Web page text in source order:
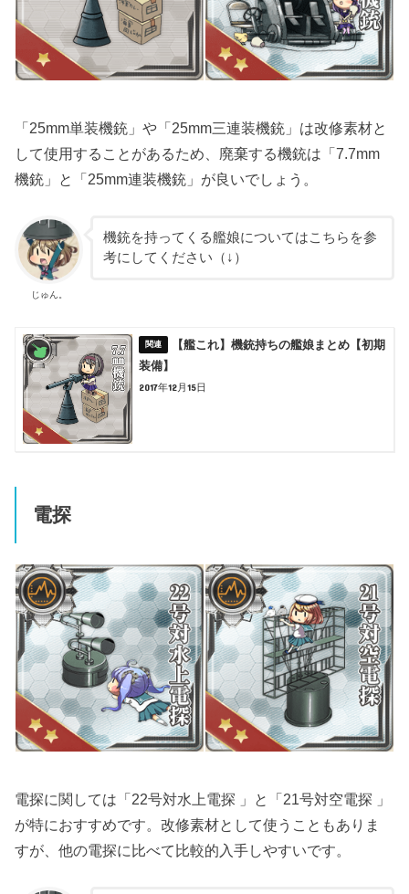
「25mm単装機銃」や「25mm三連装機銃」は改修素材と
して使用することがあるため、廃棄する機銃は「7.7mm
機銃」と「25mm連装機銃」が良いでしょう。
じゅん。
機銃を持ってくる艦娘についてはこちらを参
考にしてください（↓）
【艦これ】機銃持ちの艦娘まとめ【初期
装備】
2017年12月15日
電探
電探に関しては「22号対水上電探 」と「21号対空電探 」
が特におすすめです。改修素材として使うこともありま
すが、他の電探に比べて比較的入手しやすいです。